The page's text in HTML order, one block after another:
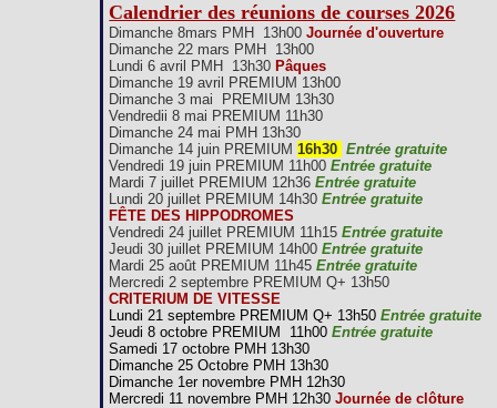
Calendrier des réunions de courses 2026
Dimanche 8mars PMH 13h00Journée d'ouverture
Dimanche 22 mars PMH 13h00
Lundi 6 avril PMH 13h30 Pâques
Dimanche 19 avril PREMIUM 13h00
Dimanche 3 mai PREMIUM 13h30
Vendredii 8 mai PREMIUM 11h30
Dimanche 24 mai PMH 13h30
Dimanche 14 juin PREMIUM16h30 Entrée gratuite
Vendredi 19 juin PREMIUM 11h00Entrée gratuite
Mardi 7 juillet PREMIUM 12h36Entrée gratuite
Lundi 20 juillet PREMIUM 14h30Entrée gratuite
FÊTE DES HIPPODROMES
Vendredi 24 juillet PREMIUM 11h15Entrée gratuite
Jeudi 30 juillet PREMIUM 14h00 Entrée gratuite
Mardi 25 août PREMIUM 11h45Entrée gratuite
Mercredi 2 septembre PREMIUM Q+ 13h50
CRITERIUM DE VITESSE
Lundi 21 septembre PREMIUM Q+ 13h50Entrée gratuite
Jeudi 8 octobre PREMIUM 11h00Entrée gratuite
Samedi 17 octobre PMH 13h30
Dimanche 25 Octobre PMH 13h30
Dimanche 1er novembre PMH 12h30
Mercredi 11 novembre PMH 12h30Journée de clôture